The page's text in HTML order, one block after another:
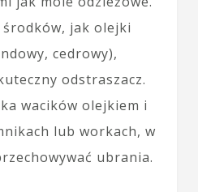
jak olejki
cedrowy),
odstraszacz.
wacików olejkiem i
lub workach, w
ubrania.